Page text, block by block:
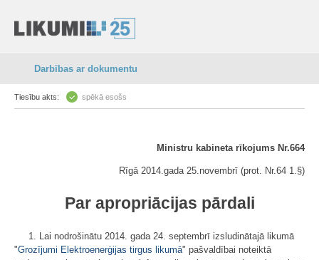
Darbības ar dokumentu
Tiesību akts: spēkā esošs
Ministru kabineta rīkojums Nr.664
Rīgā 2014.gada 25.novembrī (prot. Nr.64 1.§)
Par apropriācijas pārdali
1. Lai nodrošinātu 2014. gada 24. septembrī izsludinātajā likumā
"Grozījumi Elektroenerģijas tirgus likumā" pašvaldībai noteiktā